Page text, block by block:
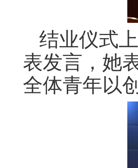
结业仪式
表发言，她
全体青年以